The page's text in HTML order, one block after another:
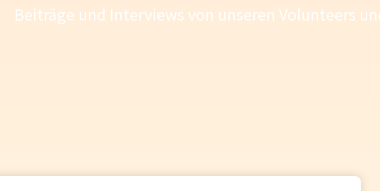
Beiträge und Interviews von unseren Volunteers